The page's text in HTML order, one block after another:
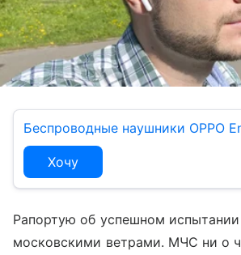
Беспроводные наушники OPPO
Хочу
Рапортую об успешном
московскими ветрами. МЧС ни о